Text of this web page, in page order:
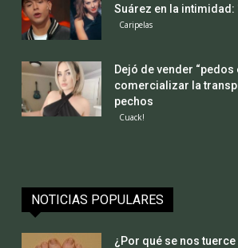
Suárez en la intimidad:
Caripelas
Dejó de vender “pedos
comercializar la
pechos
Cuack!
NOTICIAS POPULARES
¿Por qué se nos